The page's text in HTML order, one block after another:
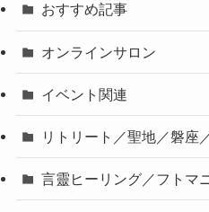
おすすめ記事
オンラインサロン
イベント関連
リトリート／聖地／磐座
言靈ヒーリング／フトマ